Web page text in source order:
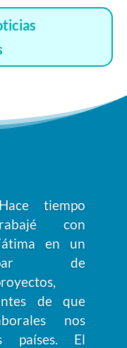
tiempo
con
en un
de
de que
nos
países. El